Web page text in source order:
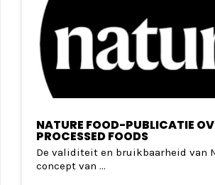
NATURE FOOD-PUBLICATIE
PROCESSED FOODS
De validiteit en bruikbaarheid van
concept van ...